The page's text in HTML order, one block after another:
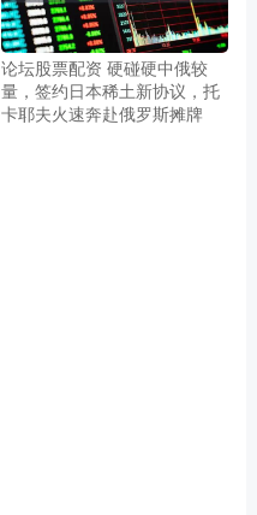
论坛股票配资 硬碰硬中俄较
量，签约日本稀土新协议，托
卡耶夫火速奔赴俄罗斯摊牌